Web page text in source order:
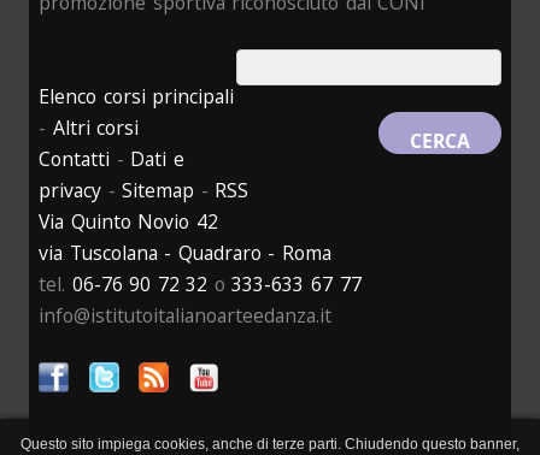
Elenco corsi principali
- Altri corsi
Contatti - Dati e
privacy -Sitemap - RSS
Via Quinto Novio 42
via Tuscolana - Quadraro - Roma
tel. 06-76 90 72 32 o333-633 67 77
info@istitutoitalianoarteedanza.it
Questo sito impiega cookies, anche di terze parti. Chiudendo questo banner,